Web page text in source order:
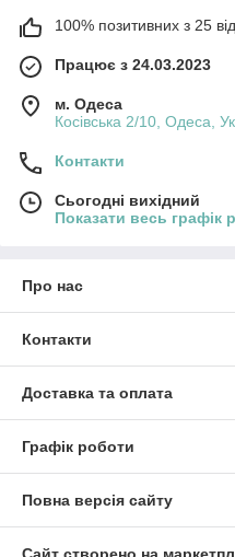
100% позитивних з 25
Працює з 24.03.2023
м. Одеса
Косівська 2/10, Одеса,
Контакти
Сьогодні вихідний
Показати весь графік
Про нас
Контакти
Доставка та оплата
Графік роботи
Повна версія сайту
Сайт створено на